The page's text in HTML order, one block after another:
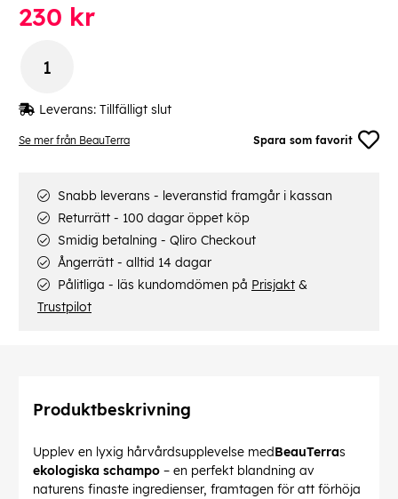
Se mer från BeauTerra Spara som favorit
230 kr
Leverans: Tillfälligt slut
Snabb leverans - leveranstid framgår i kassan
Returrätt - 100 dagar öppet köp
Smidig betalning - Qliro Checkout
Ångerrätt - alltid 14 dagar
Pålitliga - läs kundomdömen på Prisjakt &
Trustpilot
Produktbeskrivning
Upplev en lyxig hårvårdsupplevelse medBeauTerras
ekologiska schampo – en perfekt blandning av
naturens finaste ingredienser, framtagen för att förhöja